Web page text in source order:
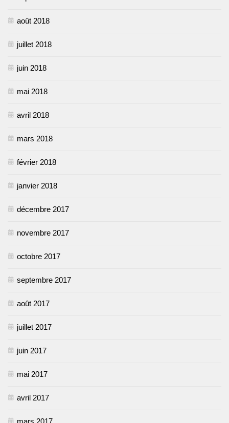
août 2018
juillet 2018
juin 2018
mai 2018
avril 2018
mars 2018
février 2018
janvier 2018
décembre 2017
novembre 2017
octobre 2017
septembre 2017
août 2017
juillet 2017
juin 2017
mai 2017
avril 2017
mars 2017